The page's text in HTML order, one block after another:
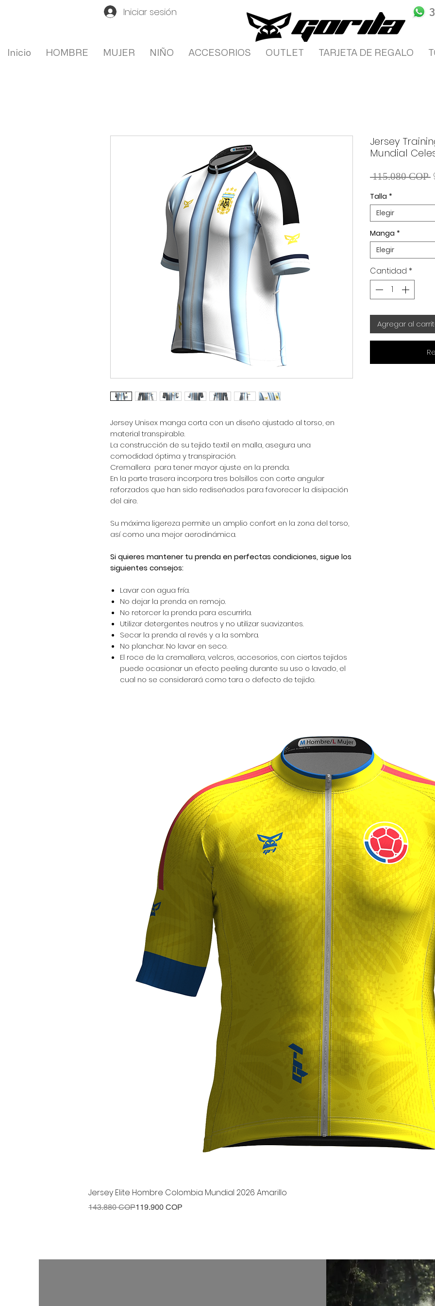
Iniciar sesión
Inicio HOMBRE MUJER NIÑO ACCESORIOS OUTLET TARJETA DE REGALO
Jersey Unisex manga corta con un diseño ajustado al torso, en
material transpirable.
La construcción de su tejido textil en malla, asegura una
comodidad óptima y transpiración.
Cremallera para tener mayor ajuste en la prenda.
En la parte trasera incorpora tres bolsillos con corte angular
reforzados que han sido rediseñados para favorecer la disipación
del aire.
Su máxima ligereza permite un amplio confort en la zona del torso,
así como una mejor aerodinámica.
Si quieres mantener tu prenda en perfectas condiciones, sigue los
siguientes consejos:
Lavar con agua fría.
No dejar la prenda en remojo.
No retorcer la prenda para escurrirla.
Utilizar detergentes neutros y no utilizar suavizantes.
Secar la prenda al revés y a la sombra.
No planchar. No lavar en seco.
El roce de la cremallera, velcros, accesorios, con ciertos tejidos
puede ocasionar un efecto peeling durante su uso o lavado, el
cual no se considerará como tara o defecto de tejido.
Jersey
Mundial
115.080 COP
Talla *
Elegir
Manga *
Elegir
Cantidad *
Agregar al
Jersey Elite Hombre Colombia Mundial 2026 Amarillo
Precio
143.880 COP
Precio de oferta119.900 COP